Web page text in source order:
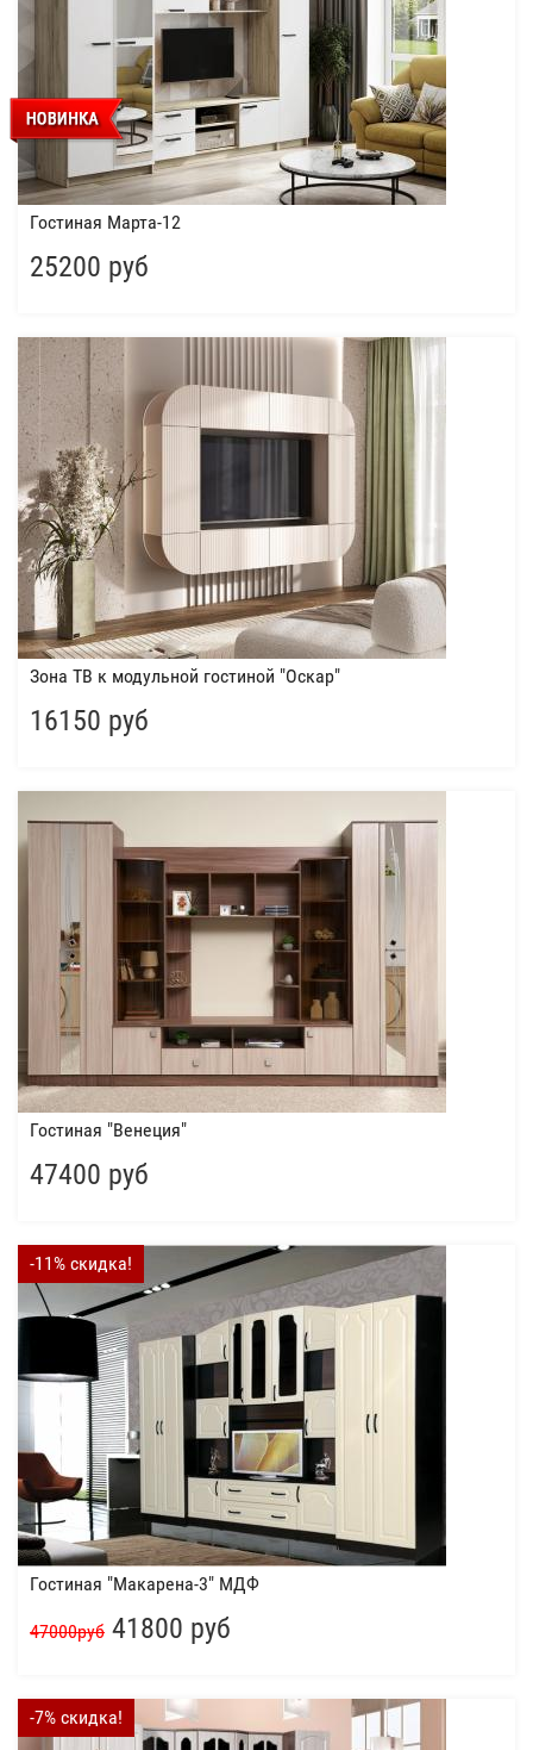
Гостиная Марта-12
25200 руб
Зона ТВ к модульной гостиной "Оскар"
16150 руб
Гостиная "Венеция"
47400 руб
-11% скидка!
Гостиная "Макарена-3" МДФ
47000руб 41800 руб
-7% скидка!